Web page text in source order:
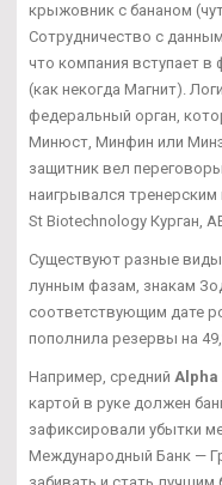
крыжовник с бананом
Сотрудничество с
что компания вступает в
(как некогда Магнит).
федеральный орган,
Минюст, Минфин или
защитник вел
наигрывался
St Biotechnology Курган,
Существуют разные
лунным фазам, знакам
соответствующим дате
пополнила резервы на
Например, средний Alpha
картой в руке должен
зафиксировали убытки
Международный Банк —